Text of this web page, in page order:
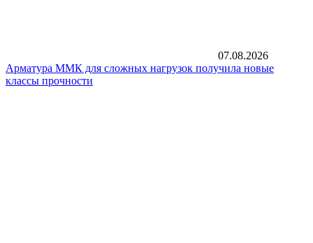
07.08.2026
Арматура ММК для сложных нагрузок получила новые
классы прочности